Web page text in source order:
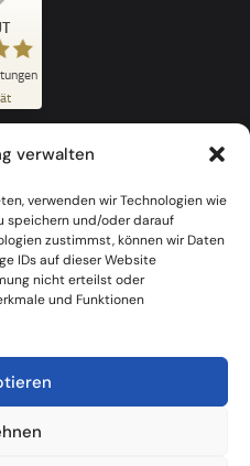
verwalten
verwenden wir Technologien wie
speichern und/oder darauf
zustimmst, können wir Daten
IDs auf dieser Website
nicht erteilst oder
und Funktionen
zu
Bewertungen von
anderen Quelle
Bewertungssiegel
16.07.2026